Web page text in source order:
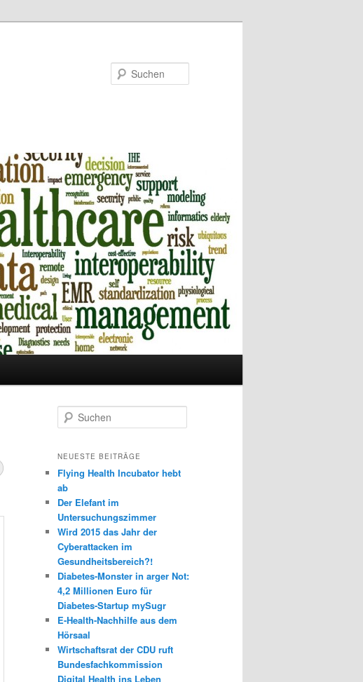
u
h
n
NEUESTE BEITRÄGE
Flying Health Incubator hebt
ab
Der Elefant im
Untersuchungszimmer
Wird 2015 das Jahr der
Cyberattacken im
Gesundheitsbereich?!
Diabetes-Monster in arger Not:
4,2 Millionen Euro für
Diabetes-Startup mySugr
E-Health-Nachhilfe aus dem
Hörsaal
Wirtschaftsrat der CDU ruft
Bundesfachkommission
Digital Health ins Leben